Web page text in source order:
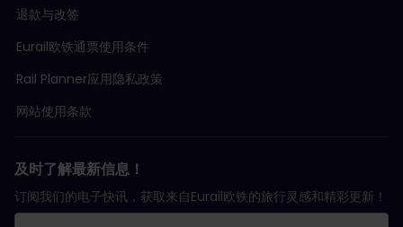
退款与改签
Eurail欧铁通票使用条件
Rail Planner应用隐私政策
网站使用条款
及时了解最新信息！
订阅我们的电子快讯，获取来自Eurail欧铁的旅行灵感和精彩更新！